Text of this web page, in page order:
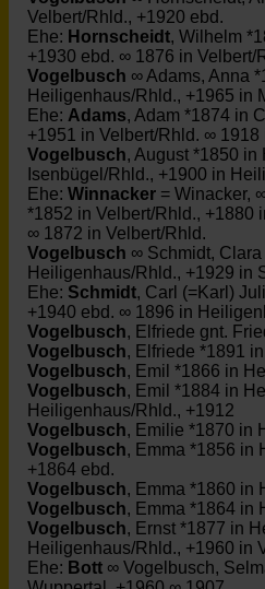
Velbert/Rhld., +1920 ebd.
Ehe: Hornscheidt, Wilhelm
+1930 ebd. ∞ 1876 in Velbert/
Vogelbusch ∞ Adams, Anna
Heiligenhaus/Rhld., +1965 in
Ehe: Adams, Adam *1874 in
+1951 in Velbert/Rhld. ∞ 1918
Vogelbusch, August *1850
Isenbügel/Rhld., +1900 in
Ehe: Winnacker = Winacker,
*1852 in Velbert/Rhld., +1880
∞ 1872 in Velbert/Rhld.
Vogelbusch ∞ Schmidt,
Heiligenhaus/Rhld., +1929 in
Ehe: Schmidt, Carl (=Karl)
+1940 ebd. ∞ 1896 in
Vogelbusch, Elfriede gnt.
Vogelbusch, Elfriede *1891
Vogelbusch, Emil *1866 in
Vogelbusch, Emil *1884 in
Heiligenhaus/Rhld., +1912
Vogelbusch, Emilie *1870 in
Vogelbusch, Emma *1856 in
+1864 ebd.
Vogelbusch, Emma *1860 in
Vogelbusch, Emma *1864 in
Vogelbusch, Ernst *1877 in
Heiligenhaus/Rhld., +1960 in
Ehe: Bott ∞ Vogelbusch,